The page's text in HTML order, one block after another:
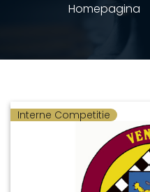
Homepagina
Interne Competitie